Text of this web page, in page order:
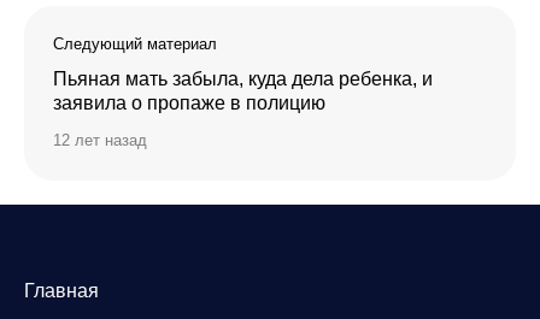
Следующий материал
Пьяная мать забыла, куда дела ребенка, и
заявила о пропаже в полицию
12 лет назад
Главная